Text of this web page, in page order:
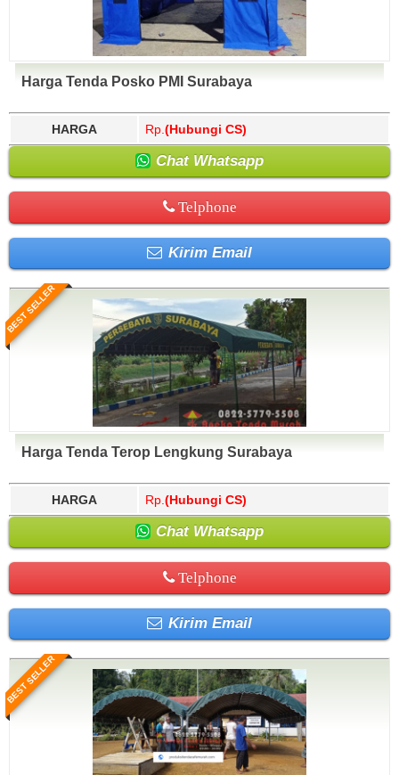
Harga Tenda Posko PMI Surabaya
HARGA Rp. (Hubungi CS)
Chat Whatsapp
Telphone
Kirim Email
BEST SELLER
Harga Tenda Terop Lengkung Surabaya
HARGA Rp. (Hubungi CS)
Chat Whatsapp
Telphone
Kirim Email
BEST SELLER